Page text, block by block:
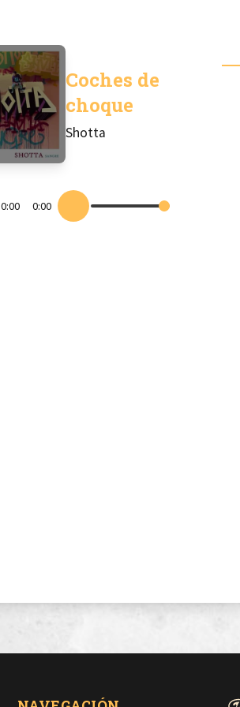
Coches de
choque
Shotta
0:00 0:00